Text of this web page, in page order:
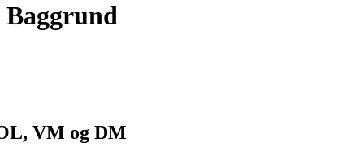
Baggrund
VM og DM